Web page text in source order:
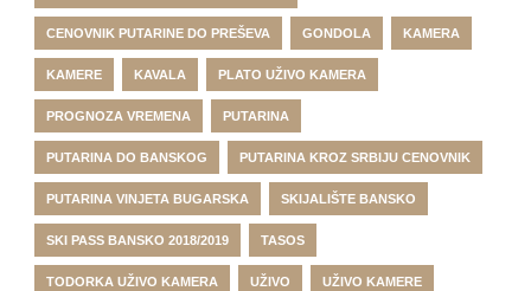
CENOVNIK PUTARINE DO PREŠEVA GONDOLA KAMERA
KAMERE KAVALA PLATO UŽIVO KAMERA
PROGNOZA VREMENA PUTARINA
PUTARINA DO BANSKOG PUTARINA KROZ SRBIJU CENOVNIK
PUTARINA VINJETA BUGARSKA SKIJALIŠTE BANSKO
SKI PASS BANSKO 2018/2019 TASOS
TODORKA UŽIVO KAMERA UŽIVO UŽIVO KAMERE